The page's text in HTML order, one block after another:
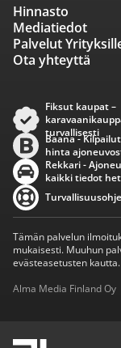
Hinnasto
Mediatiedot
Palvelut
Ota yhteyttä
Fiksut kaupat –
turvallisesti
Baana -
hinta
Rekkari -
kaikki tiedot
Tämän palvelun
mukaisesti. Muuhun
evästeasetusten kautta.
Alma Media Finland Oy